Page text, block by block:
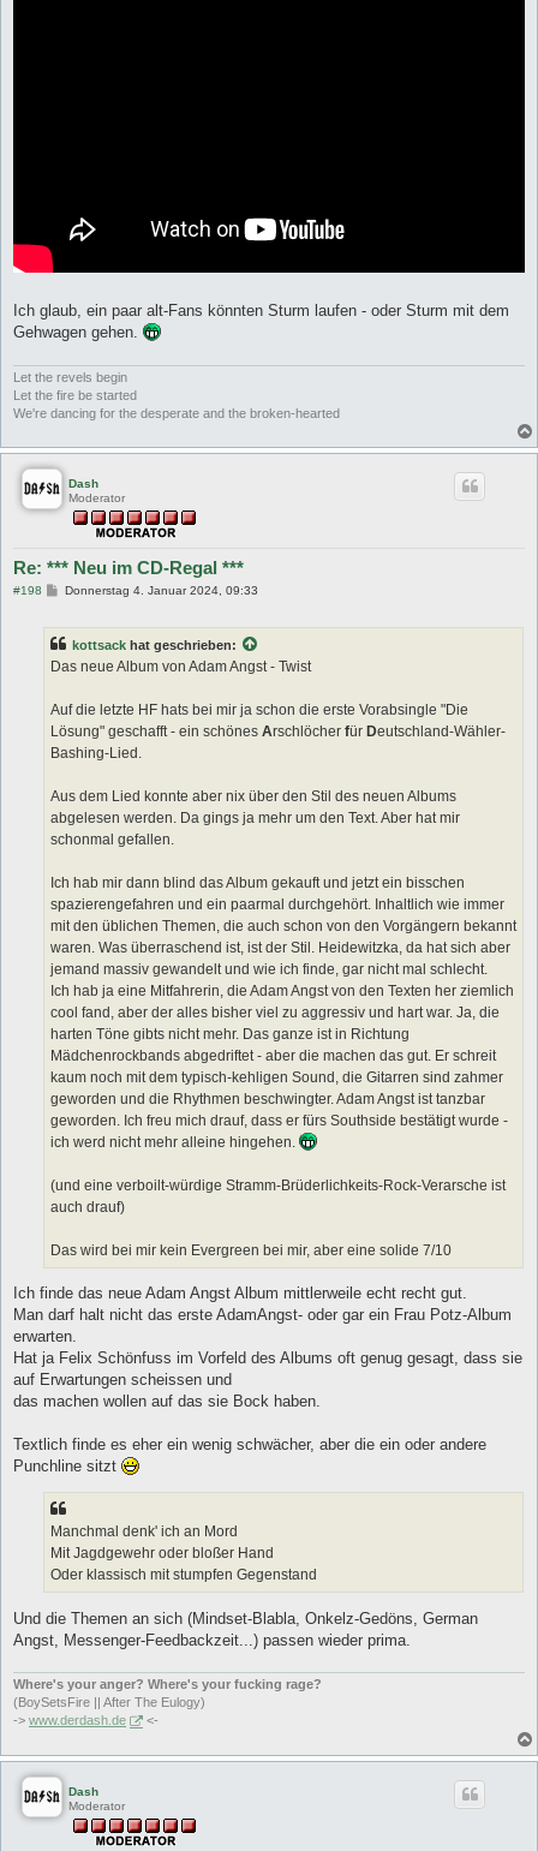
Ich glaub, ein paar alt-Fans könnten Sturm laufen - oder Sturm mit dem
Gehwagen gehen.
Let the revels begin
Let the fire be started
We're dancing for the desperate and the broken-hearted
Dash
Moderator
Re: *** Neu im CD-Regal ***
#198
B
r
a
Donnerstag 4. Januar 2024, 09:33
kottsack hat geschrieben:
Das neue Album von Adam Angst - Twist
Auf die letzte HF hats bei mir ja schon die erste Vorabsingle "Die
Lösung" geschafft - ein schönes Arschlöcher für Deutschland-Wähler-
Bashing-Lied.
Aus dem Lied konnte aber nix über den Stil des neuen Albums
abgelesen werden. Da gings ja mehr um den Text. Aber hat mir
schonmal gefallen.
Ich hab mir dann blind das Album gekauft und jetzt ein bisschen
spazierengefahren und ein paarmal durchgehört. Inhaltlich wie immer
mit den üblichen Themen, die auch schon von den Vorgängern bekannt
waren. Was überraschend ist, ist der Stil. Heidewitzka, da hat sich aber
jemand massiv gewandelt und wie ich finde, gar nicht mal schlecht.
Ich hab ja eine Mitfahrerin, die Adam Angst von den Texten her ziemlich
cool fand, aber der alles bisher viel zu aggressiv und hart war. Ja, die
harten Töne gibts nicht mehr. Das ganze ist in Richtung
Mädchenrockbands abgedriftet - aber die machen das gut. Er schreit
kaum noch mit dem typisch-kehligen Sound, die Gitarren sind zahmer
geworden und die Rhythmen beschwingter. Adam Angst ist tanzbar
geworden. Ich freu mich drauf, dass er fürs Southside bestätigt wurde -
ich werd nicht mehr alleine hingehen.
(und eine verboilt-würdige Stramm-Brüderlichkeits-Rock-Verarsche ist
auch drauf)
Das wird bei mir kein Evergreen bei mir, aber eine solide 7/10
Ich finde das neue Adam Angst Album mittlerweile echt recht gut.
Man darf halt nicht das erste AdamAngst- oder gar ein Frau Potz-Album
erwarten.
Hat ja Felix Schönfuss im Vorfeld des Albums oft genug gesagt, dass sie
auf Erwartungen scheissen und
das machen wollen auf das sie Bock haben.
Textlich finde es eher ein wenig schwächer, aber die ein oder andere
Punchline sitzt
Manchmal denk' ich an Mord
Mit Jagdgewehr oder bloßer Hand
Oder klassisch mit stumpfen Gegenstand
Und die Themen an sich (Mindset-Blabla, Onkelz-Gedöns, German
Angst, Messenger-Feedbackzeit...) passen wieder prima.
Where's your anger? Where's your fucking rage?
(BoySetsFire || After The Eulogy)
-> www.derdash.de <-
Dash
Moderator